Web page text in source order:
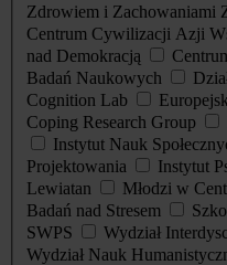
Zdrowiem i
Centrum Cywilizacji Azji
nad Demokracją
Badań Naukowych
Cognition Lab
Coping Research Group
Instytut Nauk
Projektowania
Instytut
Lewiatan
Młodzi w
Badań nad Stresem
SWPS
Wydział
Wydział Nauk